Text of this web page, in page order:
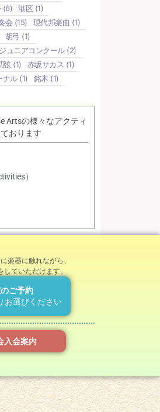
(6) 港区 (1)
会 (15) 現代邦楽曲 (1)
胡弓 (1)
ュニアコンクール(2)
弦(1) 赤坂サカス (1)
ナル(1) 銘木 (1)
Artsの様々なアクティ
おります
）
楽器に触れながら、
ていただけます。
ご予約
お選びください
入会案内